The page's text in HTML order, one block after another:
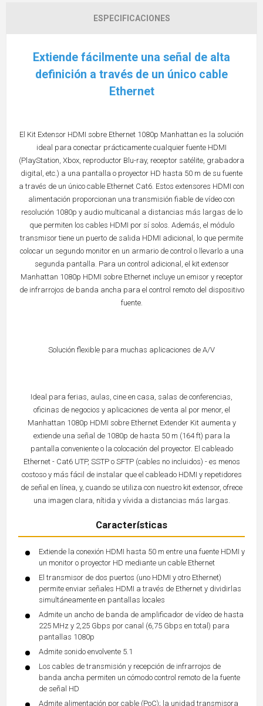
ESPECIFICACIONES
Extiende fácilmente una señal de alta
definición a través de un único cable
Ethernet
El Kit Extensor HDMI sobre Ethernet 1080p Manhattan es la solución
ideal para conectar prácticamente cualquier fuente HDMI
(PlayStation, Xbox, reproductor Blu-ray, receptor satélite, grabadora
digital, etc.) a una pantalla o proyector HD hasta 50 m de su fuente
a través de un único cable Ethernet Cat6. Estos extensores HDMI con
alimentación proporcionan una transmisión fiable de vídeo con
resolución 1080p y audio multicanal a distancias más largas de lo
que permiten los cables HDMI por sí solos. Además, el módulo
transmisor tiene un puerto de salida HDMI adicional, lo que permite
colocar un segundo monitor en un armario de control o llevarlo a una
segunda pantalla. Para un control adicional, el kit extensor
Manhattan 1080p HDMI sobre Ethernet incluye un emisor y receptor
de infrarrojos de banda ancha para el control remoto del dispositivo
fuente.
Solución flexible para muchas aplicaciones de A/V
Ideal para ferias, aulas, cine en casa, salas de conferencias,
oficinas de negocios y aplicaciones de venta al por menor, el
Manhattan 1080p HDMI sobre Ethernet Extender Kit aumenta y
extiende una señal de 1080p de hasta 50 m (164 ft) para la
pantalla conveniente o la colocación del proyector. El cableado
Ethernet - Cat6 UTP, SSTP o SFTP (cables no incluidos) - es menos
costoso y más fácil de instalar que el cableado HDMI y repetidores
de señal en línea, y, cuando se utiliza con nuestro kit extensor, ofrece
una imagen clara, nítida y vívida a distancias más largas.
Características
Extiende la conexión HDMI hasta 50 m entre una fuente HDMI y
un monitor o proyector HD mediante un cable Ethernet
El transmisor de dos puertos (uno HDMI y otro Ethernet)
permite enviar señales HDMI a través de Ethernet y dividirlas
simultáneamente en pantallas locales
Admite un ancho de banda de amplificador de vídeo de hasta
225 MHz y 2,25 Gbps por canal (6,75 Gbps en total) para
pantallas 1080p
Admite sonido envolvente 5.1
Los cables de transmisión y recepción de infrarrojos de
banda ancha permiten un cómodo control remoto de la fuente
de señal HD
Admite alimentación por cable (PoC); la unidad transmisora